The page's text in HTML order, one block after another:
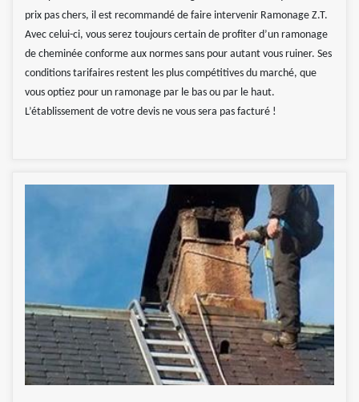
prix pas chers, il est recommandé de faire intervenir Ramonage Z.T.
Avec celui-ci, vous serez toujours certain de profiter d’un ramonage
de cheminée conforme aux normes sans pour autant vous ruiner. Ses
conditions tarifaires restent les plus compétitives du marché, que
vous optiez pour un ramonage par le bas ou par le haut.
L’établissement de votre devis ne vous sera pas facturé !